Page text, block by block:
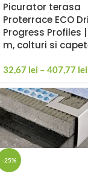
Picurator terasa
Proterrace ECO
Progress Profiles
m, colturi si
32,67 lei – 407,77 lei
-25%